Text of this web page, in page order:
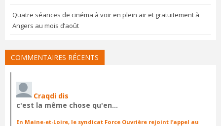
Quatre séances de cinéma à voir en plein air et gratuitement à
Angers au mois d’août
COMMENTAIRES RÉCENTS
Craqdi dis
c'est la même chose qu'en…
En Maine-et-Loire, le syndicat Force Ouvrière rejoint l’appel au